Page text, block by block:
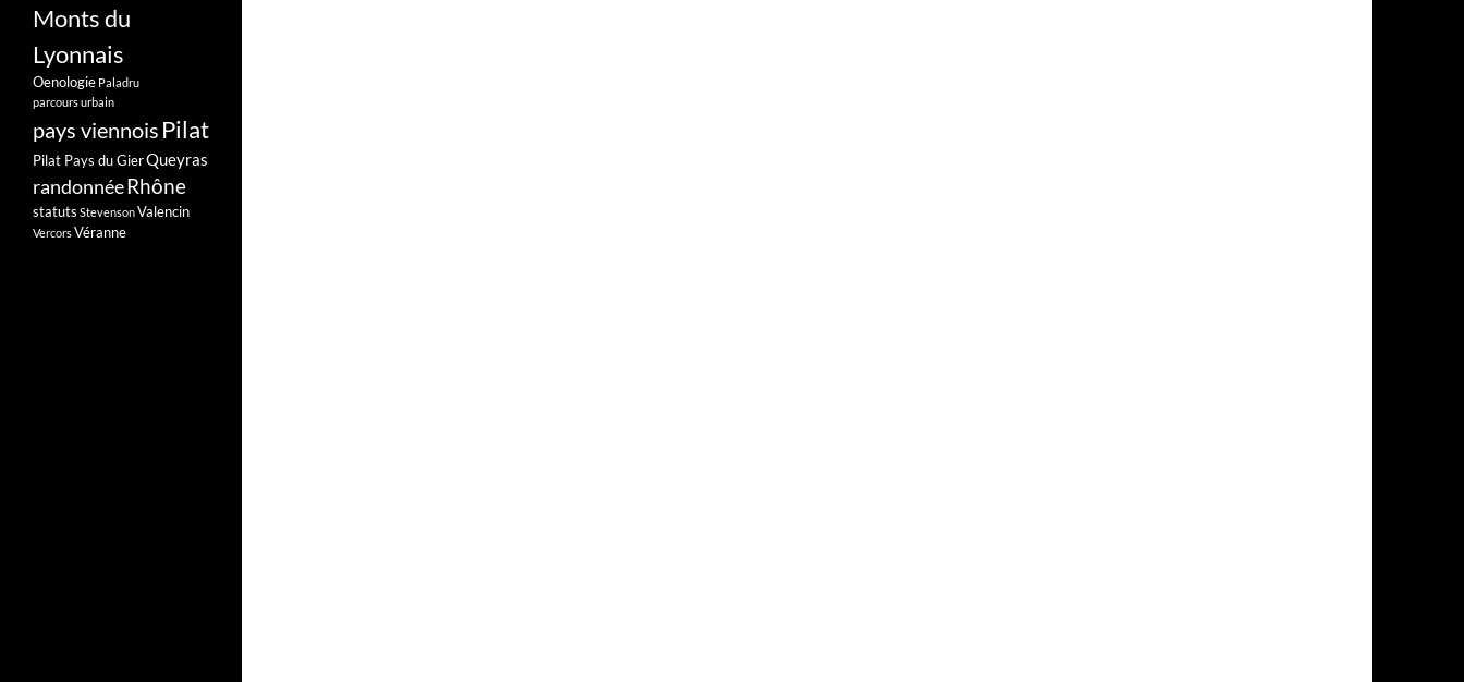
Monts du
Lyonnais
Oenologie Paladru
parcours urbain
pays viennois Pilat
Pilat Pays du GierQueyras
randonnéeRhône
statuts StevensonValencin
VercorsVéranne